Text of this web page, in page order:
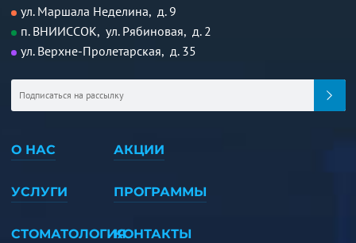
ул. Маршала Неделина, д. 9
п. ВНИИССОК, ул. Рябиновая, д. 2
ул. Верхне-Пролетарская, д. 35
О НАС
УСЛУГИ
СТОМАТОЛОГИЯ
АКЦИИ
ПРОГРАММЫ
КОНТАКТЫ